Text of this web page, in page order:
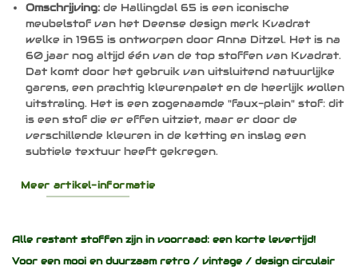
Omschrijving:de Hallingdal 65 is een iconische
meubelstof van het Deense design merk Kvadrat
welke in 1965 is ontworpen door Anna Ditzel. Het is na
60 jaar nog altijd één van de top stoffen van Kvadrat.
Dat komt door het gebruik van uitsluitend natuurlijke
garens, een prachtig kleurenpalet en de heerlijk wollen
uitstraling. Het is een zogenaamde "faux-plain" stof: dit
is een stof die er effen uitziet, maar er door de
verschillende kleuren in de ketting en inslag een
subtiele textuur heeft gekregen.
Meer artikel-informatie
Alle restant stoffen zijn in voorraad: een korte levertijd!
Voor een mooi en duurzaam retro / vintage / design circulair